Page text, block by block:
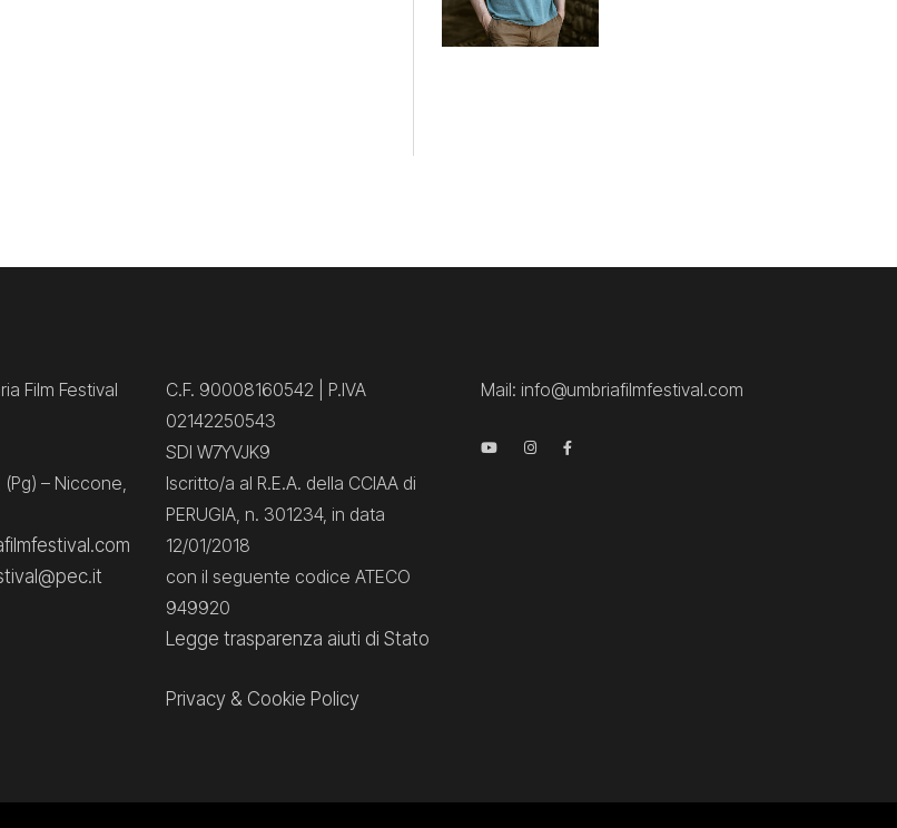
Film Festival
(Pg) – Niccone,
C.F. 90008160542 | P.IVA
02142250543
SDI W7YVJK9
Iscritto/a al R.E.A. della CCIAA di
PERUGIA, n. 301234, in data
12/01/2018
con il seguente codice ATECO
949920
Legge trasparenza aiuti di Stato
Privacy & Cookie Policy
Mail: info@umbriafilmfestival.com